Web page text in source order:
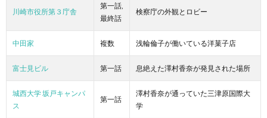
川崎市役所第３庁舎
第一話,
最終話
検察庁の外観とロビー
中田家 複数 浅輪倫子が働いている洋菓子店
富士見ビル 第一話 息絶えた澤村香奈が発見された場所
城西大学 坂戸キャンパ
ス
第一話
澤村香奈が通っていた三津原国際大
学